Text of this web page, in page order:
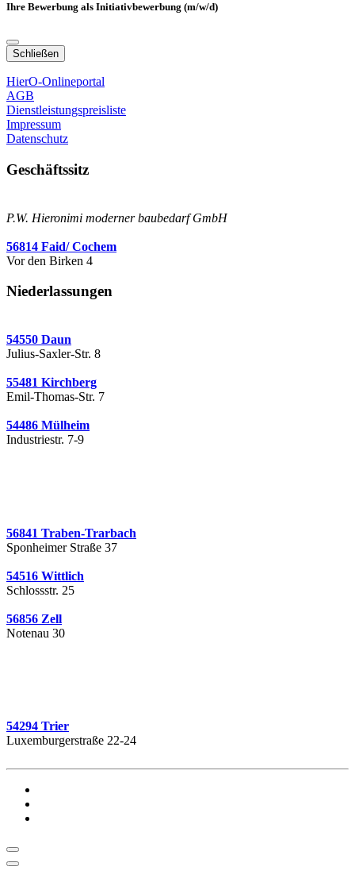
Ihre Bewerbung als Initiativbewerbung (m/w/d)
Schließen
HierO-Onlineportal
AGB
Dienstleistungspreisliste
Impressum
Datenschutz
Geschäftssitz
P.W. Hieronimi moderner baubedarf GmbH
56814 Faid/ Cochem
Vor den Birken 4
Niederlassungen
54550 Daun
Julius-Saxler-Str. 8
55481 Kirchberg
Emil-Thomas-Str. 7
54486 Mülheim
Industriestr. 7-9
56841 Traben-Trarbach
Sponheimer Straße 37
54516 Wittlich
Schlossstr. 25
56856 Zell
Notenau 30
54294 Trier
Luxemburgerstraße 22-24